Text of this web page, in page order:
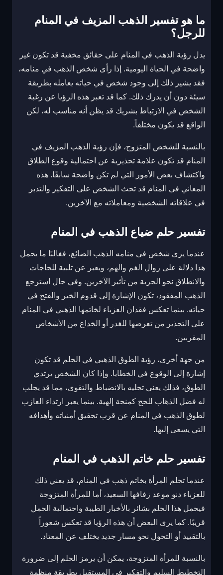
ما هو تفسير الذهب المزيف في المنام
للرجل؟
يدل رؤية الذهب في المنام على حقائق مخفية قد تكون غير
واضحة في الحياة اليومية. إذا رأى شخص الذهب في منامه،
فقد يشير ذلك إلى وجود شخص في حياته يعامله بطريقة
سيئة دون أن يدرك ذلك. كما قد تعبر هذه الرؤيا عن رغبة
الشخص في الارتباط بشريك قد يظن أنه مناسب له، لكن
الواقع قد يكون مختلفاً.
بالنسبة للشخص المتزوج، فإن رؤية الذهب المزيف في
المنام قد تكون علامة تحذيرية عن احتمالية وقوع الطلاق
واكتشاف بعض الأمور التي لم تكن واضحة سابقًا. هذه
المعاني في المنام قد تحث الشخص على التفكير والتدبر
في علاقاته الشخصية ومعاملاته مع الآخرين.
تفسير حلم ضياع الذهب في المنام
عندما يرى شخص في منامه الذهب الضائع، فغالبًا ما يحمل
هذا دلالة على زوال الغم والهم، ويعبر عن تلبية للحاجات
والانطلاق نحو الحرية من تأثير الآخرين. وفي حال استرجع
الذهب المفقود، تكون الإشارة إلى قدوم الخير والفتح في
حياته. بينما تعكس فقدان العزباء لخاتمها الذهبي في المنام
على التحذير من تعرضها للغدر أو الخداع من الأشخاص
المقربين.
من جهة أخرى، رؤية الطوق الذهبي في الحلم قد تكون
إشارة إلى الوقوع في الخطايا. وإذا كان الشخص يرتدي
الطوق، فذلك يعني تحليه بالانضباط والتقوى، مما قد يجلب
له فضل الذهاب للحج كمنحة إلهية. بينما يعبر ارتداء العازب
لطوق الذهب في المنام عن قرب تحقيق أمنياته وأهدافه
التي يسعى إليها.
تفسير حلم خاتم الذهب في المنام
عندما تحلم المرأة بخاتم ذهب في المنام، قد يعني ذلك
للعزباء دنو موعد زفافها السعيد، أما للمرأة المتزوجة
فيحمل هذا الحلم بشائر بالأخبار الطيبة واحتمالية الحمل
قريبًا. كما يرى البعض أن هذه الرؤيا قد تعكس شعوراً
بالتقييد أو التحول نحو مسار جديد يختلف عن المعتاد.
بالنسبة للمرأة المتزوجة، يمكن أن يرمز الحلم إلى ضرورة
التخطيط السليم والتفكير في المستقبل بطريقة منظمة